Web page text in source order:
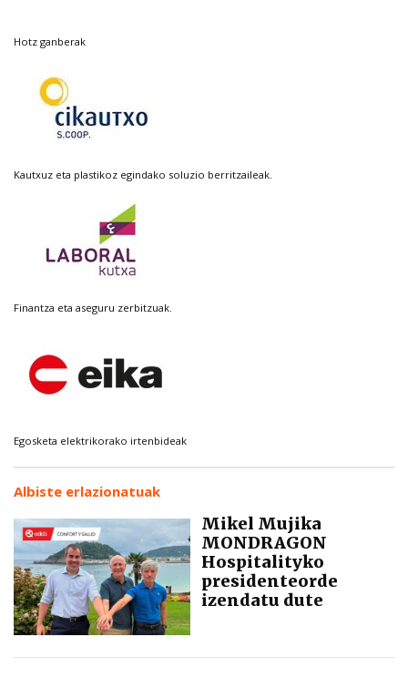
Hotz ganberak
Kautxuz eta plastikoz egindako soluzio berritzaileak.
Finantza eta aseguru zerbitzuak.
Egosketa elektrikorako irtenbideak
Albiste erlazionatuak
Mikel Mujika
MONDRAGON
Hospitalityko
presidenteorde
izendatu dute